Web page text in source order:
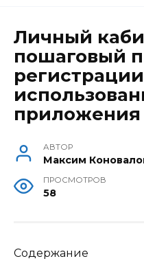
Личный
пошаговый
приложения
АВТОР
Максим
ПРОСМОТРОВ
58
Содержание